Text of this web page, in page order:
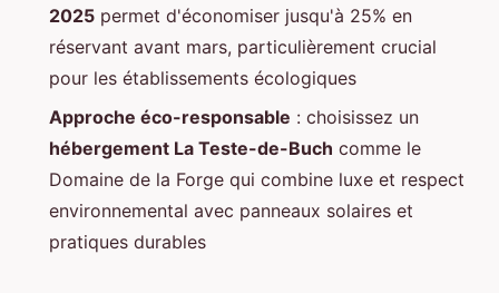
2025 permet d'économiser jusqu'à 25% en
réservant avant mars, particulièrement crucial
pour les établissements écologiques
Approche éco-responsable : choisissez un
hébergement La Teste-de-Buch comme le
Domaine de la Forge qui combine luxe et respect
environnemental avec panneaux solaires et
pratiques durables